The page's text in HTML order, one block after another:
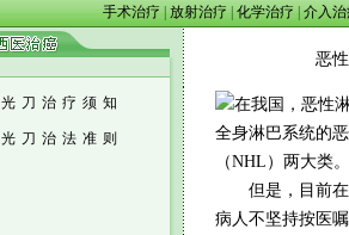
手术治疗|放射治疗|化学治疗|介入
光刀治疗须知
光刀治法准则
恶性淋巴
在我国，恶性
全身淋巴系统的
（NHL）两大类。
但是，目前在
病人不坚持按医